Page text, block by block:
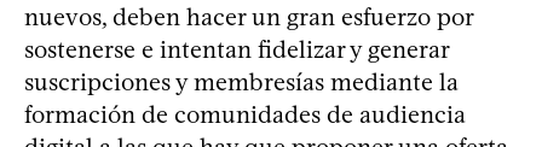
nuevos, deben hacer un gran esfuerzo por
sostenerse e intentan fidelizar y generar
suscripciones y membresías mediante la
formación de comunidades de audiencia